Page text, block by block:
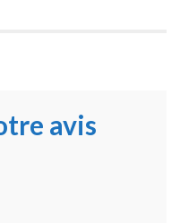
avis